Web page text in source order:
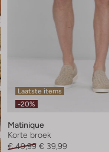
Laatste items
-20%
Matinique
Korte broek
€ 49,99 € 39,99